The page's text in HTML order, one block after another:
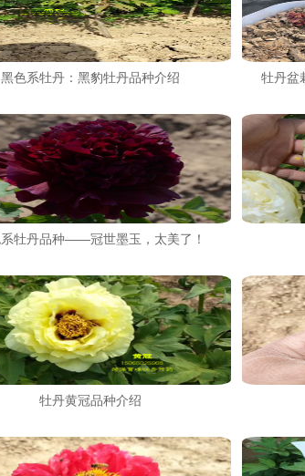
黑色系牡丹：黑豹牡丹品种介绍 牡丹盆
牡丹品种——冠世墨玉，太美了！
牡丹黄冠品种介绍